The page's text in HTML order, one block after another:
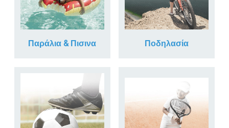
Παράλια & Πισινα Ποδηλασία